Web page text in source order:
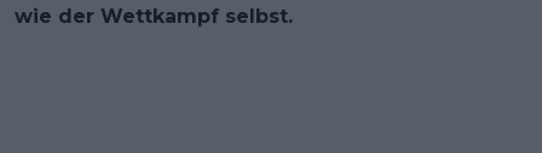
wie der Wettkampf selbst.